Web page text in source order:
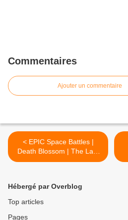
Commentaires
Ajouter un commentaire
< EPIC Space Battles |
Death Blossom | The Last
Starfighter
Hébergé par Overblog
Top articles
Pages